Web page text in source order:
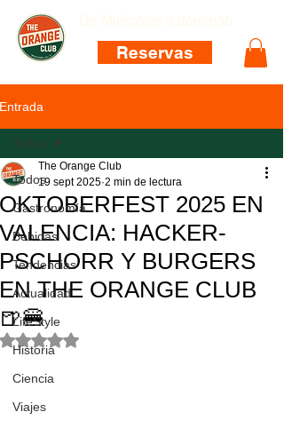
De Miércoles a domingo
Reservas
Entrada
Todos
Gastronomía
Bebidas
Tendencias
Actualidad
LifeStyle
Historia
Ciencia
Viajes
Todos
OKTOBERFEST 2025 EN
VALENCIA: HACKER-
PSCHORR Y BURGERS
EN THE ORANGE CLUB
🍺🍔
The Orange Club
19 sept 2025 2 min de lectura
Obtuvo NaN de 5 estrellas.